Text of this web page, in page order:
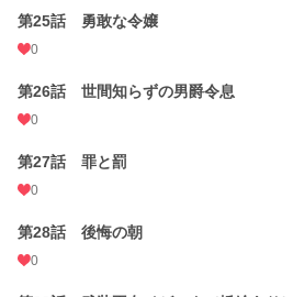
第25話 勇敢な令嬢
0
第26話 世間知らずの男爵令息
0
第27話 罪と罰
0
第28話 後悔の朝
0